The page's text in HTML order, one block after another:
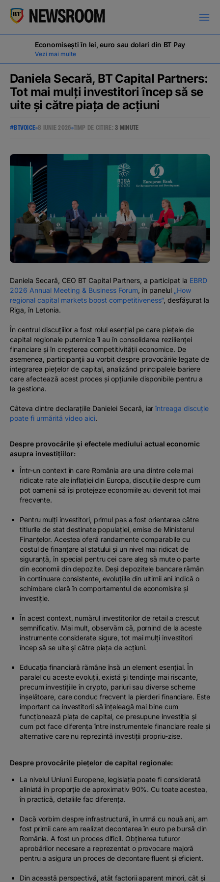
NOUTĂȚI
ANUNȚURI
#BTVOICE
BLOG
Economisești în lei, euro sau dolari din BT Pay
Vezi mai multe
Daniela Secară, BT Capital Partners:
Tot mai mulți investitori încep să se
uite și către piața de acțiuni
#BTVOICE 8 IUNIE 2026 TIMP DE CITIRE:3 MINUTE
Daniela Secară, CEO BT Capital Partners, a participat la EBRD
2026 Annual Meeting & Business Forum , în panelul
„How
regional capital markets boost competitiveness”, desfășurat la
Riga, în Letonia.
În centrul discuțiilor a fost rolul esențial pe care piețele de
capital regionale puternice îl au în consolidarea rezilienței
financiare și în creșterea competitivității economice. De
asemenea, participanții au vorbit despre provocările legate de
integrarea piețelor de capital, analizând principalele bariere
care afectează acest proces și opțiunile disponibile pentru a
le gestiona.
Câteva dintre declarațiile Danielei Secară, iarîntreaga discuție
poate fi urmărită video aici.
Despre provocările și efectele mediului actual economic
asupra investițiilor:
Într-un context în care România are una dintre cele mai
ridicate rate ale inflației din Europa, discuțiile despre cum
pot oamenii să își protejeze economiile au devenit tot mai
frecvente.
Pentru mulți investitori, primul pas a fost orientarea către
titlurile de stat destinate populației, emise de Ministerul
Finanțelor. Acestea oferă randamente comparabile cu
costul de finanțare al statului și un nivel mai ridicat de
siguranță, în special pentru cei care aleg să mute o parte
din economii din depozite. Deși depozitele bancare rămân
în continuare consistente, evoluțiile din ultimii ani indică o
schimbare clară în comportamentul de economisire și
investiție.
În acest context, numărul investitorilor de retail a crescut
semnificativ. Mai mult, observăm că, pornind de la aceste
instrumente considerate sigure, tot mai mulți investitori
încep să se uite și către piața de acțiuni.
Educația financiară rămâne însă un element esențial. În
paralel cu aceste evoluții, există și tendințe mai riscante,
precum investițiile în crypto, pariuri sau diverse scheme
înșelătoare, care conduc frecvent la pierderi financiare. Este
important ca investitorii să înțeleagă mai bine cum
funcționează piața de capital, ce presupune investiția și
cum pot face diferența între instrumentele financiare reale și
alternative care nu reprezintă investiții propriu-zise.
Despre provocările piețelor de capital regionale:
La nivelul Uniunii Europene, legislația poate fi considerată
aliniată în proporție de aproximativ 90%. Cu toate acestea,
în practică, detaliile fac diferența.
Dacă vorbim despre infrastructură, în urmă cu nouă ani, am
fost primii care am realizat decontarea în euro pe bursă din
România. A fost un proces dificil. Obținerea tuturor
aprobărilor necesare a reprezentat o provocare majoră
pentru a asigura un proces de decontare fluent și eficient.
Din această perspectivă, atât factorii aparent minori, cât și